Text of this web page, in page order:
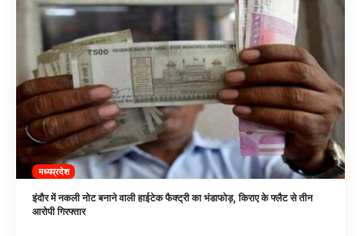
मध्यप्रदेश
इंदौर में नकली नोट बनाने वाली हाईटेक फैक्ट्री का भंडाफोड़, किराए के फ्लैट से तीन
आरोपी गिरफ्तार